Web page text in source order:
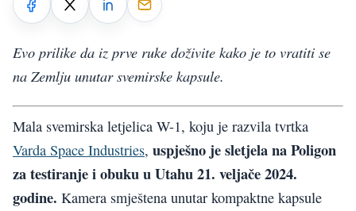
Evo prilike da iz prve ruke doživite kako je to vratiti se
na Zemlju unutar svemirske kapsule.
Mala svemirska letjelica W-1, koju je razvila tvrtka
Varda Space Industries, uspješno je sletjela na Poligon
za testiranje i obuku u Utahu 21. veljače 2024.
godine. Kamera smještena unutar kompaktne kapsule